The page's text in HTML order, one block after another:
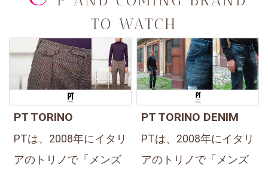
TO WATCH
PT TORINO
PTは、2008年にイタリ
アのトリノで「メンズ
PT TORINO DENIM
PTは、2008年にイタリ
アのトリノで「メンズ